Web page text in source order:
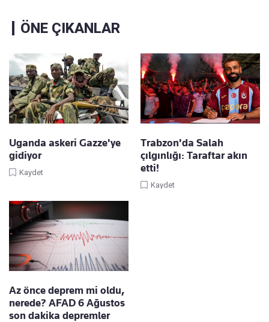
ÖNE ÇIKANLAR
Uganda askeri Gazze'ye
gidiyor
Kaydet
Trabzon'da Salah
çılgınlığı: Taraftar akın
etti!
Kaydet
Az önce deprem mi oldu,
nerede? AFAD 6 Ağustos
son dakika depremler